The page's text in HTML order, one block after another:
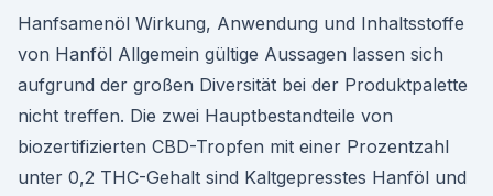
Hanfsamenöl Wirkung, Anwendung und Inhaltsstoffe
von Hanföl Allgemein gültige Aussagen lassen sich
aufgrund der großen Diversität bei der Produktpalette
nicht treffen. Die zwei Hauptbestandteile von
biozertifizierten CBD-Tropfen mit einer Prozentzahl
unter 0,2 THC-Gehalt sind Kaltgepresstes Hanföl und